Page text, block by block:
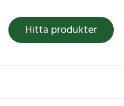
Hitta produkter